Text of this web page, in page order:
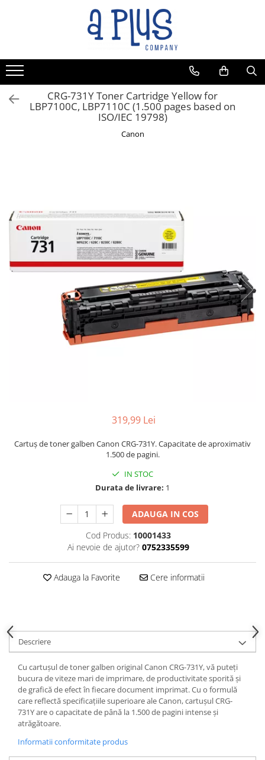
CRG-731Y Toner Cartridge Yellow for
LBP7100C, LBP7110C (1.500 pages based on
ISO/IEC 19798)
Canon
319,99 Lei
Cartuș de toner galben Canon CRG-731Y. Capacitate de aproximativ
1.500 de pagini.
IN STOC
Durata de livrare: 1
ADAUGA IN COS
Cod Produs: 10001433
Ai nevoie de ajutor? 0752335599
Adauga la Favorite Cere informatii
Descriere
Cu cartușul de toner galben original Canon CRG-731Y, vă puteți
bucura de viteze mari de imprimare, de productivitate sporită și
de grafică de efect în fiecare document imprimat. Cu o formulă
care reflectă specificațiile superioare ale Canon, cartușul CRG-
731Y are o capacitate de până la 1.500 de pagini intense și
atrăgătoare.
Informatii conformitate produs